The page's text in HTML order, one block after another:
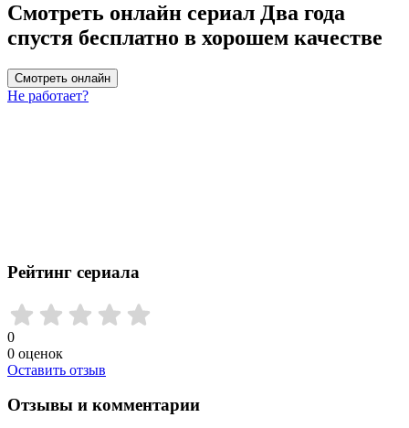
Смотреть онлайн сериал Два года
спустя бесплатно в хорошем качестве
Смотреть онлайн
Не работает?
Рейтинг сериала
0
0 оценок
Оставить отзыв
Отзывы и комментарии